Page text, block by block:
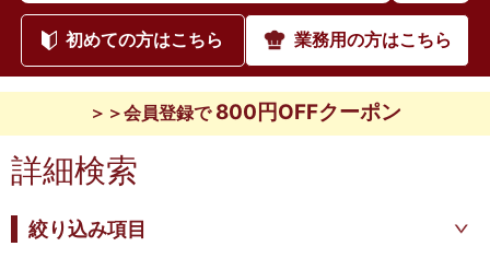
初めての方はこちら 業務用の方はこちら
＞＞会員登録で 800円OFFクーポン
詳細検索
絞り込み項目